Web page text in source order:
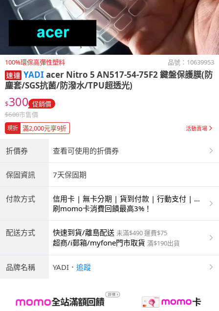
100%環保高彈性塑料 品號： 10639953
YADI acer Nitro 5 AN517-54-75F2 鍵盤保護膜(防
塵套/SGS抗菌/防潑水/TPU超透光)
$300 促銷價
$600市售價
現折 滿2,000元享9折 活動賣場
折價券 查看可使用的折價券
保固資訊 7天保固期
付款方式
信用卡 | 無卡分期 | 貨到付款 | 行動支付 | 超
商付款 | ATM | 銀聯卡
刷momo卡消費回饋最高3%！
配送方式 快速到貨/離島配送 未滿$490 運費$75
超商/i郵箱/myfone門市取貨 滿$190出貨
品牌名稱 YADI ． 追蹤